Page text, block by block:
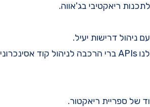
ריאקטיבי בג'אווה.
היא משתלבת ישירות עם ה-APIs של Java 8. היא נותנת לנו APIs ברי הרכבה לניהול קוד אסינכרוני
של ספריית ריאקטור.